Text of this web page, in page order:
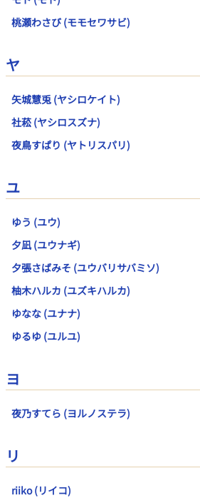
桃瀬わさび (モモセワサビ)
ヤ
矢城慧兎 (ヤシロケイト)
社菘 (ヤシロスズナ)
夜鳥すぱり (ヤトリスパリ)
ユ
ゆう (ユウ)
夕凪 (ユウナギ)
夕張さばみそ (ユウバリサバミソ)
柚木ハルカ (ユズキハルカ)
ゆなな (ユナナ)
ゆるゆ (ユルユ)
ヨ
夜乃すてら (ヨルノステラ)
リ
riiko (リイコ)